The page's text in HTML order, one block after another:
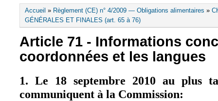
Vous êtes ici
Accueil » Règlement (CE) n° 4/2009 — Obligations alimentaires »
GÉNÉRALES ET FINALES (art. 65 à 76)
Article 71 - Informations
coordonnées et les langues
1. Le 18 septembre 2010 au plus
communiquent à la Commission: